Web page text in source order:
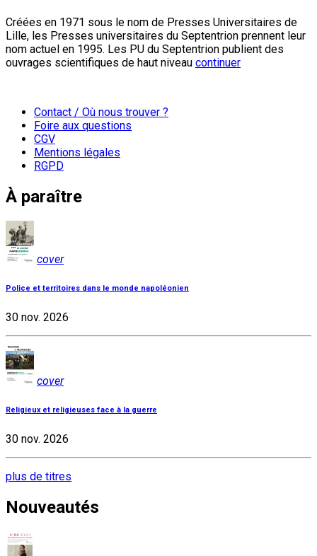
Créées en 1971 sous le nom de Presses Universitaires de
Lille, les Presses universitaires du Septentrion prennent leur
nom actuel en 1995. Les PU du Septentrion publient des
ouvrages scientifiques de haut niveau continuer
Contact / Où nous trouver ?
Foire aux questions
CGV
Mentions légales
RGPD
À paraître
cover
Police et territoires dans le monde napoléonien
30 nov. 2026
cover
Religieux et religieuses face à la guerre
30 nov. 2026
plus de titres
Nouveautés